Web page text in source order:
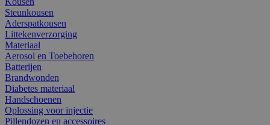
Steunkousen
Aderspatkousen
Littekenverzorging
Materiaal
Aerosol en Toebehoren
Batterijen
Brandwonden
Diabetes materiaal
Handschoenen
Oplossing voor injectie
Pillendozen en accessoires